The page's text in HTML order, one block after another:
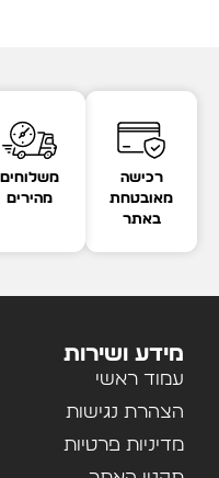
רכישה
מאובטחת
באתר
משלוחים
מהירים
מידע ושירות
עמוד ראשי
הצהרת נגישות
מדיניות פרטיות